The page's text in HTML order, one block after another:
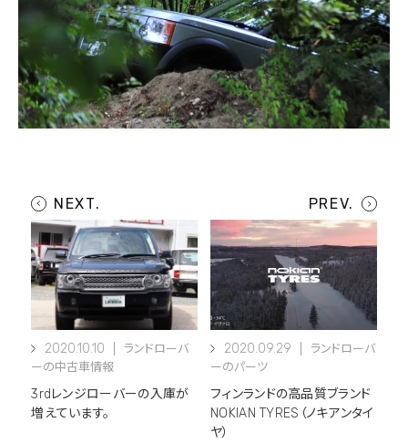
2020.10.10
ランドローバ
ーの中古車情報
3rdレンジローバーの入庫が
増えています。
2020.09.29
ランドローバ
ーのパーツ
フィンランドの高品質ブランド
NOKIAN TYRES（ノキアンタイ
ヤ）